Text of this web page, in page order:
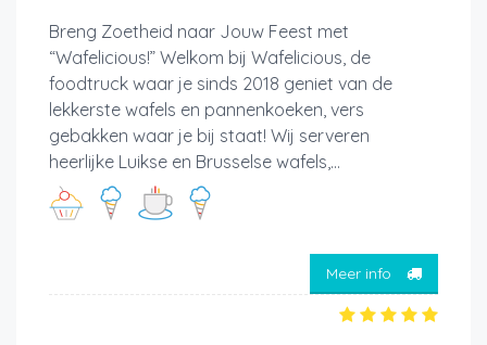
Breng Zoetheid naar Jouw Feest met
“Wafelicious!” Welkom bij Wafelicious, de
foodtruck waar je sinds 2018 geniet van de
lekkerste wafels en pannenkoeken, vers
gebakken waar je bij staat! Wij serveren
heerlijke Luikse en Brusselse wafels,...
Meer info